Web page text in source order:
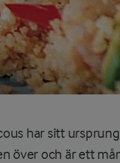
har sitt
över och är ett